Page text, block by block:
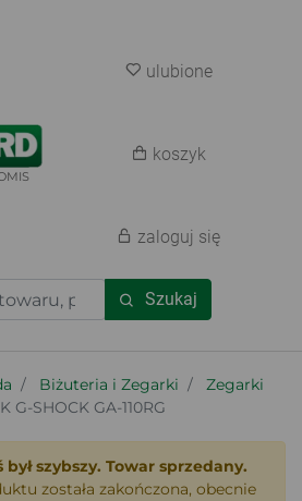
Szukaj
ulubione
koszyk
zaloguj się
Biżuteria i Zegarki
Zegarki
G-SHOCK GA-110RG
szybszy. Towar sprzedany.
została zakończona, obecnie